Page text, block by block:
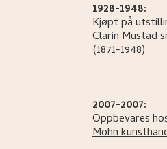
1928-1948:
Kjøpt på
Clarin Mustad
(1871-1948)
2007-2007:
Oppbevares
Mohn